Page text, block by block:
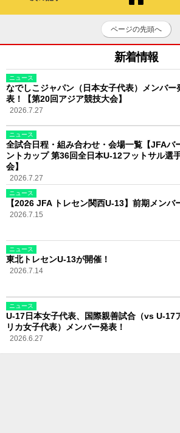
ページの先頭へ
新着情報
ニュース
なでしこジャパン（日本女子代表）メンバー
表！【第20回アジア競技大会】
2026.7.27
ニュース
全試合日程・組み合わせ・会場一覧【JFAバ
ントカップ 第36回全日本U-12フットサル選
会】
2026.7.27
ニュース
【2026 JFA トレセン関西U-13】前期メンバ
2026.7.15
ニュース
東北トレセンU-13が開催！
2026.7.14
ニュース
U-17日本女子代表、国際親善試合（vs U-17
リカ女子代表）メンバー発表！
2026.6.27